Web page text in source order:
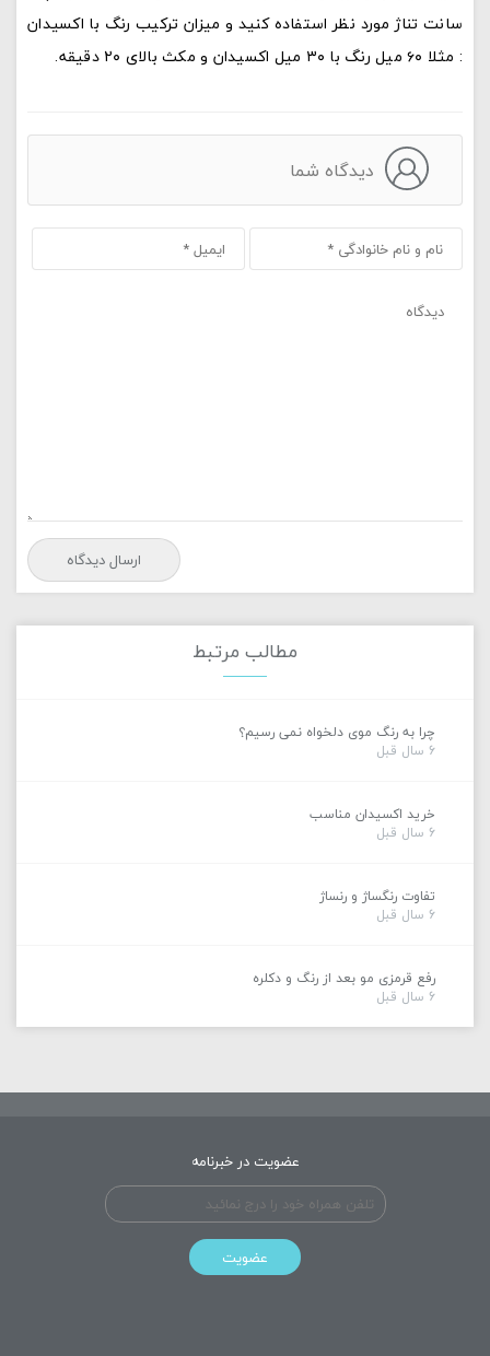
سانت تناژ مورد نظر استفاده کنید و میزان ترکیب رنگ با اکسیدان
: مثلا ۶۰ میل رنگ با ۳۰ میل اکسیدان و مکث بالای ۲۰ دقیقه.
دیدگاه شما
مطالب مرتبط
چرا به رنگ موی دلخواه نمی رسیم؟
6 سال قبل
خرید اکسیدان مناسب
6 سال قبل
تفاوت رنگساژ و رنساژ
6 سال قبل
رفع قرمزی مو بعد از رنگ و دکلره
6 سال قبل
عضویت در خبرنامه
عضویت